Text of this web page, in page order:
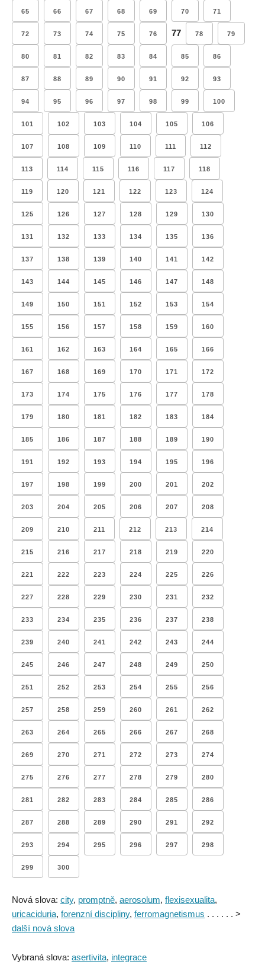
65 66 67 68 69 70 71
72 73 74 75 76 77 78 79
80 81 82 83 84 85 86
87 88 89 90 91 92 93
94 95 96 97 98 99 100
101 102 103 104 105 106
107 108 109 110 111 112
113 114 115 116 117 118
119 120 121 122 123 124
125 126 127 128 129 130
131 132 133 134 135 136
137 138 139 140 141 142
143 144 145 146 147 148
149 150 151 152 153 154
155 156 157 158 159 160
161 162 163 164 165 166
167 168 169 170 171 172
173 174 175 176 177 178
179 180 181 182 183 184
185 186 187 188 189 190
191 192 193 194 195 196
197 198 199 200 201 202
203 204 205 206 207 208
209 210 211 212 213 214
215 216 217 218 219 220
221 222 223 224 225 226
227 228 229 230 231 232
233 234 235 236 237 238
239 240 241 242 243 244
245 246 247 248 249 250
251 252 253 254 255 256
257 258 259 260 261 262
263 264 265 266 267 268
269 270 271 272 273 274
275 276 277 278 279 280
281 282 283 284 285 286
287 288 289 290 291 292
293 294 295 296 297 298
299 300
Nová slova: city, promptně, aerosolum, flexisexualita,
uricaciduria, forenzní discipliny, ferromagnetismus . . . . . . >
další nová slova
Vybraná slova: asertivita, integrace